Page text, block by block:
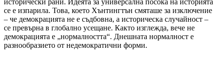
исторически рани. Идеята за универсална посока на историята
се е изпарила. Това, което Хънтингтън смяташе за изключение
– че демокрацията не е съдбовна, а историческа случайност –
се превърна в глобално усещане. Както изглежда, вече не
демокрацията е „нормалността“. Днешната нормалност е
разнообразието от недемократични форми.